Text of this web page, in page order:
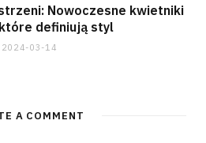
Nowoczesne kwietniki
definiują styl
2024-03-14
A COMMENT